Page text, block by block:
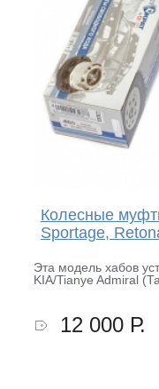
Колесные
Sportage,
Эта модель хабов
KIA/Tianye Admiral
12 000 Р.